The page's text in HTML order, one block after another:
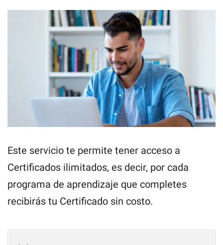
Este servicio te permite tener acceso a
Certificados ilimitados, es decir, por cada
programa de aprendizaje que completes
recibirás tu Certificado sin costo.